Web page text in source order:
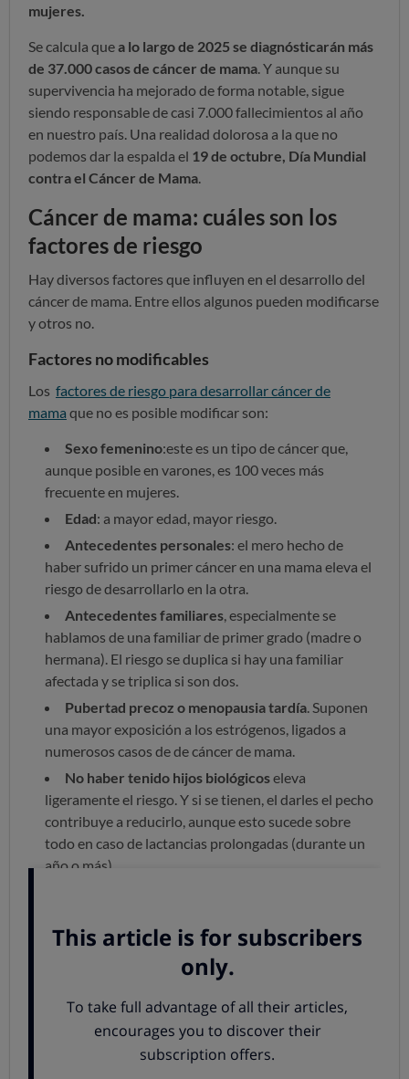
mujeres.
Se calcula quea lo largo de 2025 se diagnósticarán más
de 37.000 casos de cáncer de mama . Y aunque su
supervivencia ha mejorado de forma notable, sigue
siendo responsable de casi 7.000 fallecimientos al año
en nuestro país. Una realidad dolorosa a la que no
podemos dar la espalda el 19 de octubre, Día Mundial
contra el Cáncer de Mama
Cáncer de mama: cuáles son los
factores de riesgo
Hay diversos factores que influyen en el desarrollo del
cáncer de mama. Entre ellos algunos pueden modificarse
y otros no.
Factores no modificables
Los factores de riesgo para desarrollar cáncer de
mama que no es posible modificar son:
Sexo femenino:este es un tipo de cáncer que,
aunque posible en varones, es 100 veces más
frecuente en mujeres.
Edad: a mayor edad, mayor riesgo.
Antecedentes personales: el mero hecho de
haber sufrido un primer cáncer en una mama eleva el
riesgo de desarrollarlo en la otra.
Antecedentes familiares , especialmente se
hablamos de una familiar de primer grado (madre o
hermana). El riesgo se duplica si hay una familiar
afectada y se triplica si son dos.
Pubertad precoz o menopausia tardía . Suponen
una mayor exposición a los estrógenos, ligados a
numerosos casos de de cáncer de mama.
No haber tenido hijos biológicoseleva
ligeramente el riesgo. Y si se tienen, el darles el pecho
contribuye a reducirlo, aunque esto sucede sobre
todo en caso de lactancias prolongadas (durante un
año o más).
mama (a mayor cantidad de tejido glandular y fibroso
y menor cantidad de grasa, mayor densidad de la
mama), la densidad ósea elevada y el haber recibido
en el pasado radioterapia en la zona por otras
Factores que sí es posible modificar